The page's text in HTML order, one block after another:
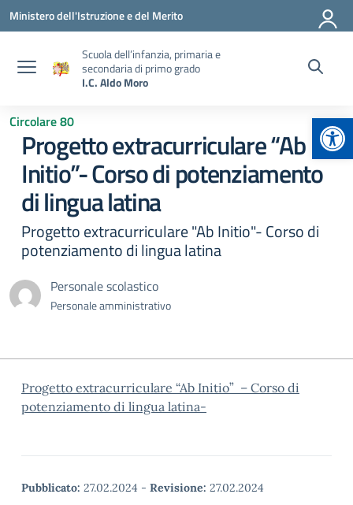
Vai ai contenuti
Vai al menu di navigazione
Vai al footer
Ministero dell'Istruzione e del Merito
Scuola dell’infanzia, primaria e
secondaria di primo grado
I.C. Aldo Moro
Circolare 80
Progetto extracurriculare “Ab
Initio”- Corso di potenziamento
di lingua latina
Progetto extracurriculare "Ab Initio"- Corso di
potenziamento di lingua latina
Personale scolastico
Personale amministrativo
Progetto extracurriculare “Ab Initio” – Corso di
potenziamento di lingua latina-
Pubblicato: 27.02.2024 - Revisione: 27.02.2024